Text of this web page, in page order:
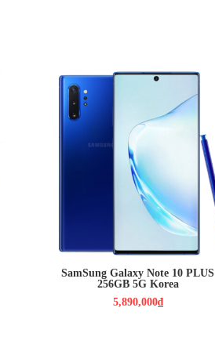
5,890,000₫
Màn hình: Dynamic AMOLED,
6.8", Quad HD+ (2K+)
HDH : Android 9.0 (Pie)
CPU : Exynos 9825 8 nhân
RAM : 12GB / ROM : 256GB
CAMERA : 12-12 , 16 MPX /
SamSung Galaxy Note 10 PLUS
256GB 5G Korea
5,890,000₫